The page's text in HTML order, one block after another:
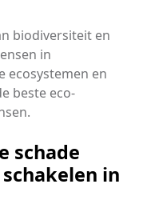
biodiversiteit en
in
ecosystemen en
beste eco-
schade
in